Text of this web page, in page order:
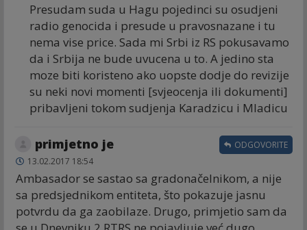
Presudam suda u Hagu pojedinci su osudjeni
radio genocida i presude u pravosnazane i tu
nema vise price. Sada mi Srbi iz RS pokusavamo
da i Srbija ne bude uvucena u to. A jedino sta
moze biti koristeno ako uopste dodje do revizije
su neki novi momenti [svjeocenja ili dokumenti]
pribavljeni tokom sudjenja Karadzicu i Mladicu
primjetno je
13.02.2017 18:54
Ambasador se sastao sa gradonačelnikom, a nije
sa predsjednikom entiteta, što pokazuje jasnu
potvrdu da ga zaobilaze. Drugo, primjetio sam da
ODGOVORITE